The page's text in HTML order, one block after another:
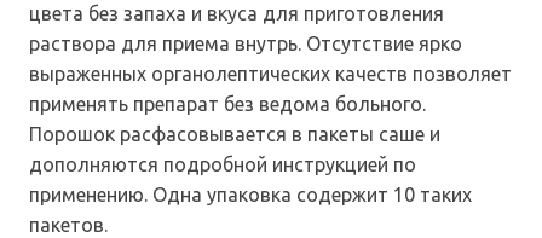
цвета без запаха и вкуса для приготовления
раствора для приема внутрь. Отсутствие ярко
выраженных органолептических качеств позволяет
применять препарат без ведома больного.
Порошок расфасовывается в пакеты саше и
дополняются подробной инструкцией по
применению. Одна упаковка содержит 10 таких
пакетов.